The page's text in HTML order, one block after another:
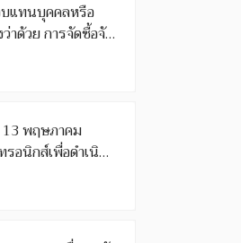
บแทนบุคคลหรือ
าด้วย การจัดซื้อจัด
พฤษภาคม
รอนิกส์เพื่อดำเนิน